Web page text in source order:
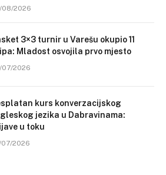
08/2026
3×3 turnir u Varešu okupio 11
Mladost osvojila prvo mjesto
07/2026
kurs konverzacijskog
jezika u Dabravinama:
u toku
2026